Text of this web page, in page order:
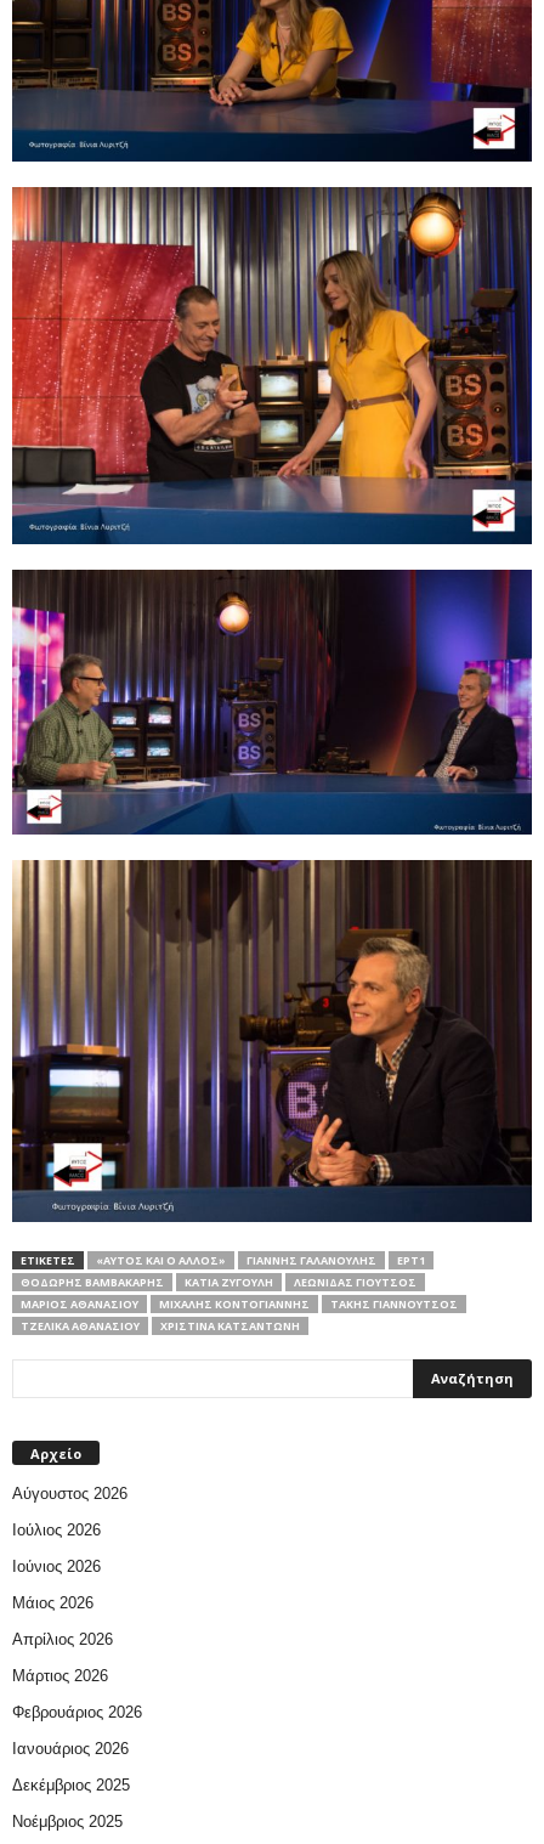
ΕΤΙΚΕΤΕΣ «ΑΥΤΌΣ ΚΑΙ Ο ΆΛΛΟΣ» ΓΙΆΝΝΗΣ ΓΑΛΑΝΟΎΛΗΣ
ΕΡΤ1
ΘΟΔΩΡΉΣ ΒΑΜΒΑΚΆΡΗΣ
ΚΆΤΙΑ ΖΥΓΟΎΛΗ
ΛΕΩΝΊΔΑΣ ΓΙΟΎΤΣΟΣ
ΜΆΡΙΟΣ ΑΘΑΝΑΣΊΟΥ
ΜΙΧΆΛΗΣ ΚΟΝΤΟΓΙΆΝΝΗΣ
ΤΆΚΗΣ ΓΙΑΝΝΟΎΤΣΟΣ
ΤΖΈΛΙΚΑ ΑΘΑΝΑΣΊΟΥ
ΧΡΙΣΤΊΝΑ ΚΑΤΣΑΝΤΏΝΗ
Αρχείο
Αύγουστος 2026
Ιούλιος 2026
Ιούνιος 2026
Μάιος 2026
Απρίλιος 2026
Μάρτιος 2026
Φεβρουάριος 2026
Ιανουάριος 2026
Δεκέμβριος 2025
Νοέμβριος 2025